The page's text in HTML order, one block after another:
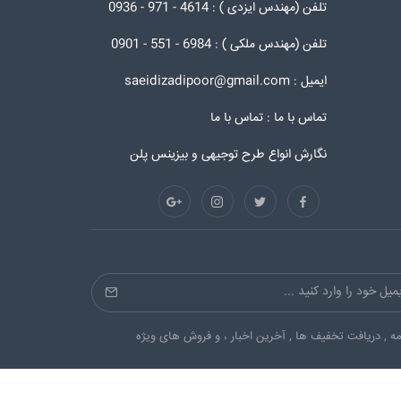
تلفن (مهندس ایزدی ) : 4614 - 971 - 0936
تلفن (مهندس ملکی ) : 6984 - 551 - 0901
ایمیل : saeidizadipoor@gmail.com
تماس با ما :تماس با ما
نگارش انواع طرح توجیهی و بیزینس پلن
, دریافت تخفیف ها , آخرین اخبار ، و فروش های ویژه